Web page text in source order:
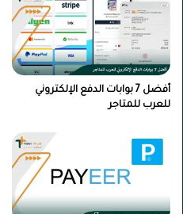
أفضل 7 بوابات الدفع الإلكتروني
للعرب للمتاجر